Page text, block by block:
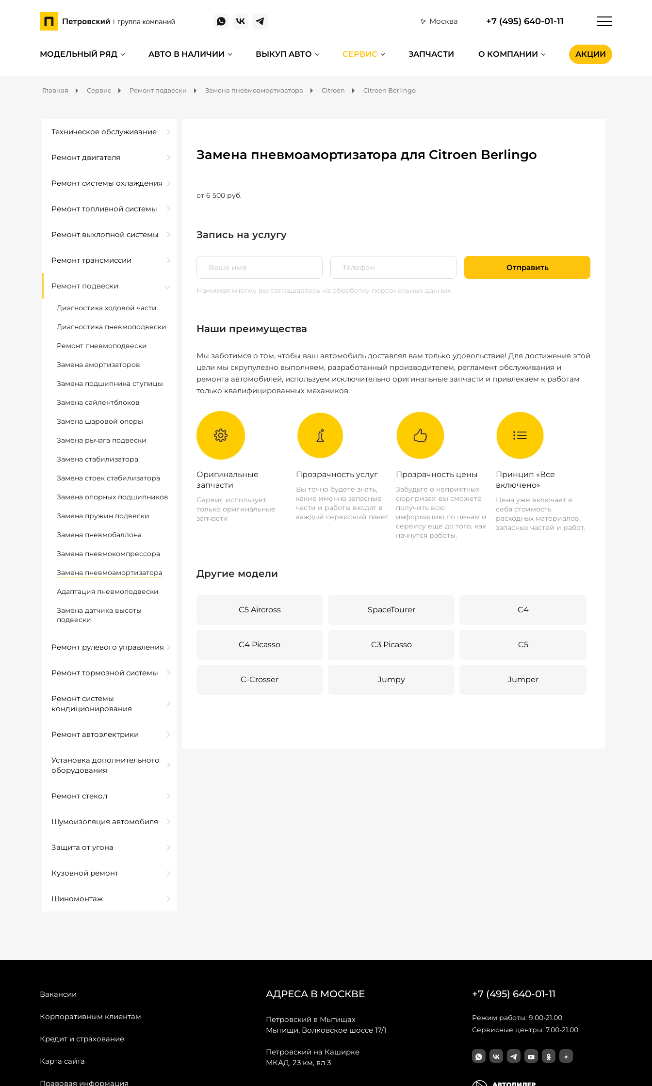
Москва +7 (495) 640-01-11
МОДЕЛЬНЫЙ РЯД АВТО В НАЛИЧИИ ВЫКУП АВТО СЕРВИС ЗАПЧАСТИ О КОМПАНИИ АКЦИИ
Главная Сервис Ремонт подвески Замена пневмоамортизатора Citroen Citroen Berlingo
Техническое обслуживание
Ремонт двигателя
Ремонт системы охлаждения
Ремонт топливной системы
Ремонт выхлопной системы
Ремонт трансмиссии
Ремонт подвески
Диагностика ходовой части
Диагностика пневмоподвески
Ремонт пневмоподвески
Замена амортизаторов
Замена подшипника ступицы
Замена сайлентблоков
Замена шаровой опоры
Замена рычага подвески
Замена стабилизатора
Замена стоек стабилизатора
Замена опорных подшипников
Замена пружин подвески
Замена пневмобаллона
Замена пневмокомпрессора
Замена пневмоамортизатора
Адаптация пневмоподвески
Замена датчика высоты
подвески
Ремонт рулевого управления
Ремонт тормозной системы
Ремонт системы
кондиционирования
Ремонт автоэлектрики
Установка дополнительного
оборудования
Ремонт стекол
Шумоизоляция автомобиля
Защита от угона
Кузовной ремонт
Шиномонтаж
Замена пневмоамортизатора для Citroen Berlingo
от 6 500 руб.
Запись на услугу
Отправить
Нажимая кнопку вы соглашаетесь на обработку персональных данных
Наши преимущества
Мы заботимся о том, чтобы ваш автомобиль доставлял вам только удовольствие! Для достижения этой
цели мы скрупулезно выполняем, разработанный производителем, регламент обслуживания и
ремонта автомобилей, используем исключительно оригинальные запчасти и привлекаем к работам
только квалифицированных механиков.
Оригинальные
запчасти
Сервис использует
только оригинальные
запчасти
Прозрачность услуг
Вы точно будете знать,
какие именно запасные
части и работы входят в
каждый сервисный пакет.
Прозрачность цены
Забудьте о неприятных
сюрпризах: вы сможете
получить всю
информацию по ценам и
сервису еще до того, как
начнутся работы.
Принцип «Все
включено»
Цена уже включает в
себя стоимость
расходных материалов,
запасных частей и работ.
Другие модели
C5 Aircross SpaceTourer C4
C4 Picasso C3 Picasso C5
C-Crosser Jumpy Jumper
Вакансии
Корпоративным клиентам
Кредит и страхование
Карта сайта
Правовая информация
АДРЕСА В МОСКВЕ
Петровский в Мытищах
Мытищи, Волковское шоссе 17/1
Петровский на Каширке
МКАД, 23 км, вл 3
+7 (495) 640-01-11
Режим работы: 9.00-21.00
Сервисные центры: 7.00-21.00